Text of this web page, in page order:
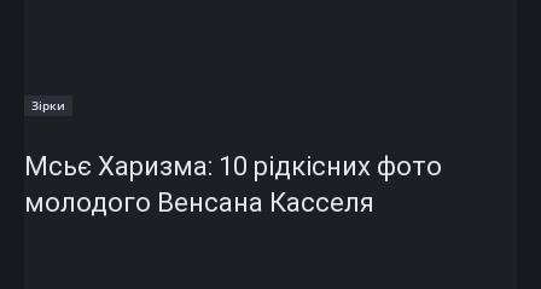
Зірки
Мсьє Харизма: 10 рідкісних фото
молодого Венсана Касселя